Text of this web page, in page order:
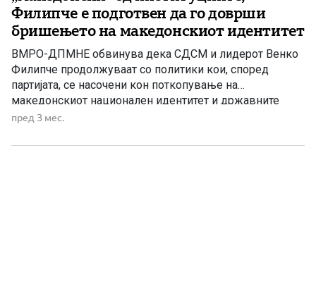
Филипче е подготвен да го доврши
бришењето на македонскиот идентитет
ВМРО-ДПМНЕ обвинува дека СДСМ и лидерот Венко
Филипче продолжуваат со политики кои, според
партијата, се насочени кон поткопување на
македонскиот национален идентитет и државните
интереси. Од партијата велат дека процесот започнал
што наведуваат, Филипче е подготвен „да го доврши
пред 3 мес.